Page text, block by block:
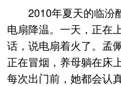
2010年夏天的临汾
电扇降温。一天，正在
话，说电扇着火了。孟
正在冒烟，养母躺在床
每次出门前，她都会认